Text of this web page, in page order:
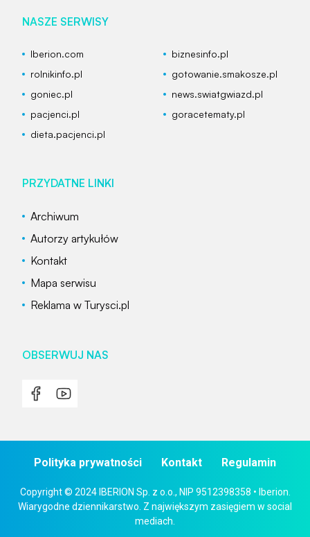
NASZE SERWISY
Iberion.com
biznesinfo.pl
rolnikinfo.pl
gotowanie.smakosze.pl
goniec.pl
news.swiatgwiazd.pl
pacjenci.pl
goracetematy.pl
dieta.pacjenci.pl
PRZYDATNE LINKI
Archiwum
Autorzy artykułów
Kontakt
Mapa serwisu
Reklama w Turysci.pl
OBSERWUJ NAS
Copyright © 2024 IBERION Sp. z o.o., NIP 9512398358 • Iberion.
Wiarygodne dziennikarstwo. Z największym zasięgiem w social
mediach.
Polityka prywatności Kontakt Regulamin